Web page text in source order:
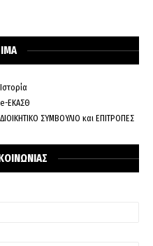
Ιστορία
e-ΕΚΑΣΘ
ΔΙΟΙΚΗΤΙΚΟ ΣΥΜΒΟΥΛΙΟ και ΕΠΙΤΡΟΠΕΣ